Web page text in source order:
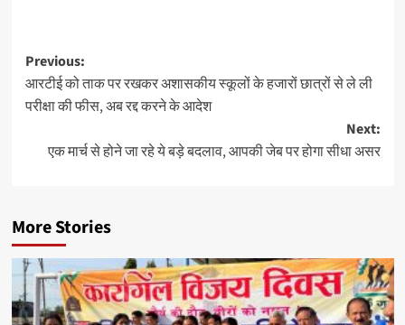
Previous:
आरटीई को ताक पर रखकर अशासकीय स्कूलों के हजारों छात्रों से ले ली
परीक्षा की फीस, अब रद्द करने के आदेश
Next:
एक मार्च से होने जा रहे ये बड़े बदलाव, आपकी जेब पर होगा सीधा असर
More Stories